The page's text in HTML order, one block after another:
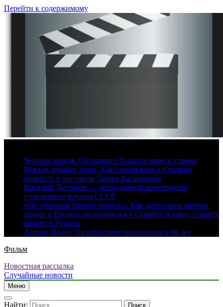
Перейти к содержимому
Человек вождя. Он привил Украине мову и строил
Москву руками зэков. Как слепая вера в Сталина
вознесла и погубила Лазаря Кагановича
Василий Дегтярев — легендарный конструктор
стрелкового оружия СССР
«От турчанок просто тащусь!» Как дагестанец мечтал
уехать в Грузию, но влюбился в Стамбул и начал строить
бизнес в Турции
Актеру Ивану Охлобыстину исполнилось 60 лет
Фильм
Новостная рассылка
Случайные новости
Меню
Найти: